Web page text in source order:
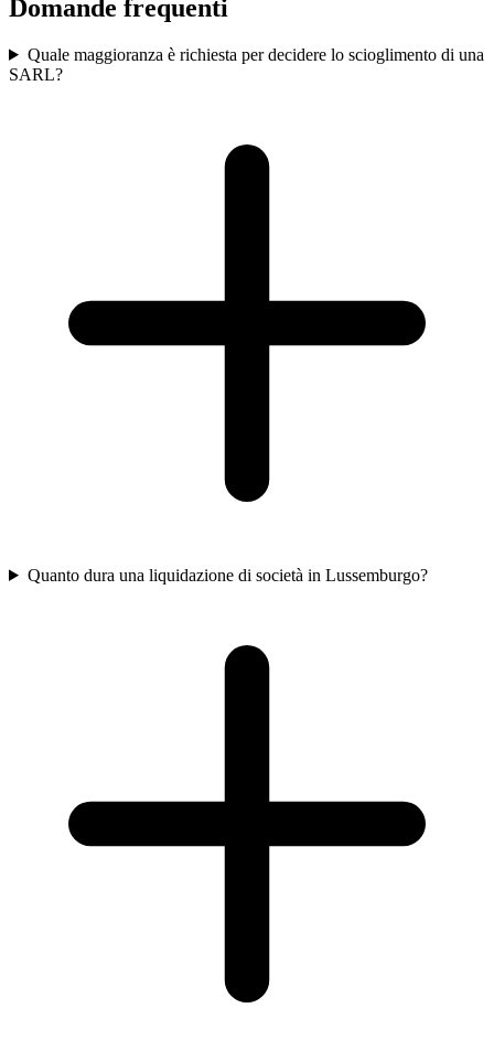
Domande frequenti
Quale maggioranza è richiesta per decidere lo scioglimento di una
SARL?
Quanto dura una liquidazione di società in Lussemburgo?